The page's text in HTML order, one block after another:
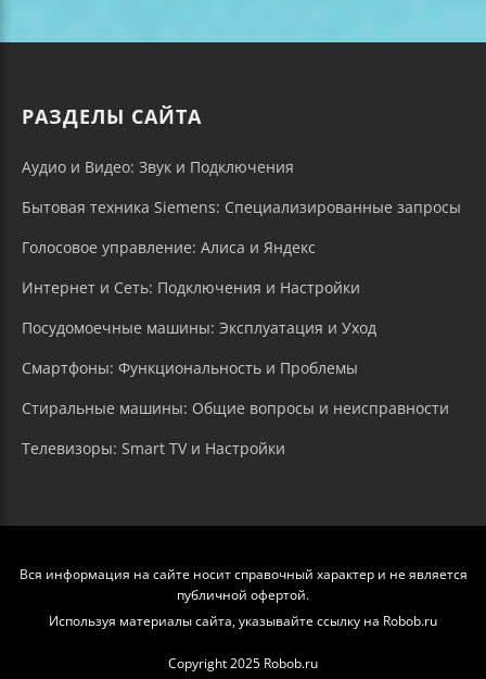
РАЗДЕЛЫ САЙТА
Аудио и Видео: Звук и Подключения
Бытовая техника Siemens: Специализированные запросы
Голосовое управление: Алиса и Яндекс
Интернет и Сеть: Подключения и Настройки
Посудомоечные машины: Эксплуатация и Уход
Смартфоны: Функциональность и Проблемы
Стиральные машины: Общие вопросы и неисправности
Телевизоры: Smart TV и Настройки
Вся информация на сайте носит справочный характер и не является
публичной офертой.
Используя материалы сайта, указывайте ссылку на Robob.ru
Copyright 2025 Robob.ru